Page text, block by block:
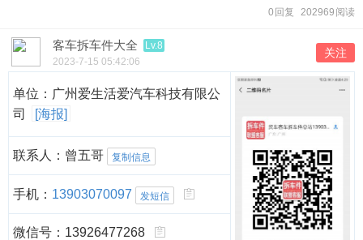
0 回复 202969 阅读
客车拆车件大全
Lv.8
2023-7-15 05:42:06
关注
单位：广州爱生活爱汽车科技有限公
司
[海报]
联系人：曾五哥 复制信息
手机： 13903070097 发短信
微信号：13926477268